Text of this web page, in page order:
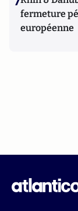
fermeture
européenne